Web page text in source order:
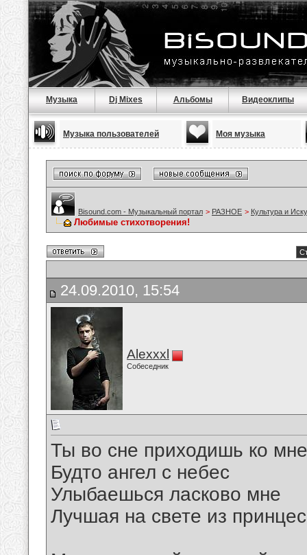
Музыка Dj Mixes Альбомы Видеоклипы
Музыка пользователей Моя музыка
Bisound.com - Музыкальный портал > РАЗНОЕ > Культура и
Любимые стихотворения!
24.09.2010, 15:54
Alexxxl
Собеседник
Ты во сне приходишь ко мне
Будто ангел с небес
Улыбаешься ласково мне
Лучшая на свете из